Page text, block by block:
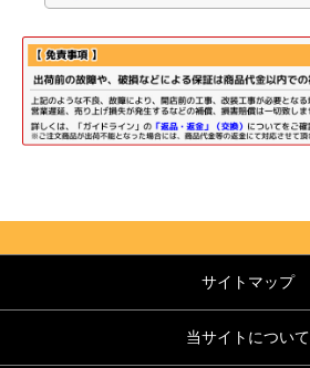
サイトマップ
当サイトについて